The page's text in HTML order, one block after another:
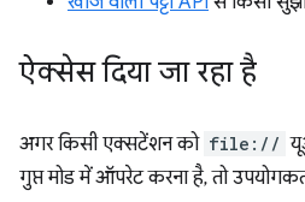
ऐक्सेस दिया जा रहा है
अगर किसी एक्सटेंशन को file://
गुप्त मोड में ऑपरेट करना है, तो